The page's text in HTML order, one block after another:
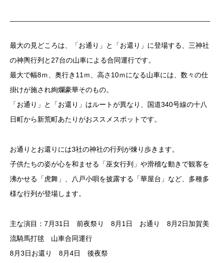
最大の見どころは、「お通り」と「お還り」に登場する、三神社
の神輿行列と27台の山車による合同運行です。
最大で幅8ｍ、奥行き11ｍ、高さ10ｍになる山車には、数々の仕
掛けが施され絢爛豪華そのもの。
「お通り」と「お還り」はルートが異なり、国道340号線の十八
日町から新荒町あたりがおススメスポットです。
お通りとお還りには3社の神社の行列が煉り歩きます。
子供たちの姿が心を和ませる「巫女行列」や滑稽な動きで観客を
沸かせる「虎舞」、八戸小唄を披露する「華屋台」など、多種多
様な行列が登場します。
主な演目：7月31日 前夜祭り 8月1日 お通り 8月2日加賀美
流騎馬打毬 山車合同運行
8月3日お還り 8月4日 後夜祭